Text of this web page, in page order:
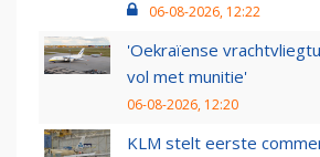
06-08-2026, 12:22
'Oekraïense
vol met munitie'
06-08-2026, 12:20
KLM stelt eerste